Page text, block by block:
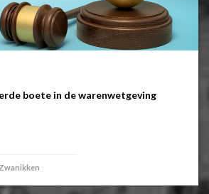
boete in de warenwetgeving